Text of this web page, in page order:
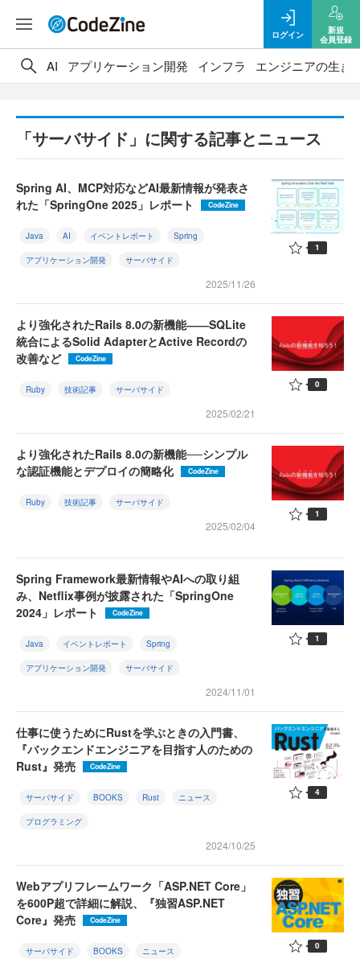
ログイン
新規
会員登録
AI アプリケーション開発 インフラ エンジニアの生き
「サーバサイド」に関する記事とニュース
Spring AI、MCP対応などAI最新情報が発表さ
れた「SpringOne 2025」レポート
CodeZine
Java AI イベントレポート Spring
アプリケーション開発 サーバサイド
2025/11/26
1
より強化されたRails 8.0の新機能――SQLite
統合によるSolid AdapterとActive Recordの
改善など
CodeZine
Ruby 技術記事 サーバサイド
2025/02/21
0
より強化されたRails 8.0の新機能──シンプル
な認証機能とデプロイの簡略化
CodeZine
Ruby 技術記事 サーバサイド
2025/02/04
1
Spring Framework最新情報やAIへの取り組
み、Netflix事例が披露された「SpringOne
2024」レポート
CodeZine
Java イベントレポート Spring
アプリケーション開発 サーバサイド
2024/11/01
1
仕事に使うためにRustを学ぶときの入門書、
『バックエンドエンジニアを目指す人のための
Rust』発売
CodeZine
サーバサイド BOOKS Rust ニュース
プログラミング
2024/10/25
4
Webアプリフレームワーク「ASP.NET Core」
を600P超で詳細に解説、『独習ASP.NET
Core』発売
CodeZine
サーバサイド BOOKS ニュース 0